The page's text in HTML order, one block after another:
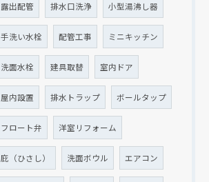
露出配管 排水口洗浄 小型湯沸し器
手洗い水栓 配管工事 ミニキッチン
洗面水栓 建具取替 室内ドア
屋内設置 排水トラップ ボールタップ
フロート弁 洋室リフォーム
庇（ひさし） 洗面ボウル エアコン